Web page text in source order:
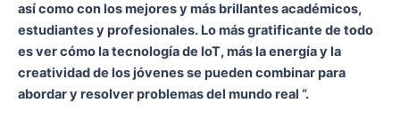
así como con los mejores y más brillantes académicos,
estudiantes y profesionales. Lo más gratificante de todo
es ver cómo la tecnología de IoT, más la energía y la
creatividad de los jóvenes se pueden combinar para
abordar y resolver problemas del mundo real “.